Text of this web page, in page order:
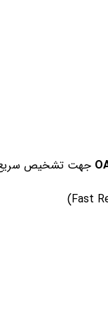
جهت تشخیص